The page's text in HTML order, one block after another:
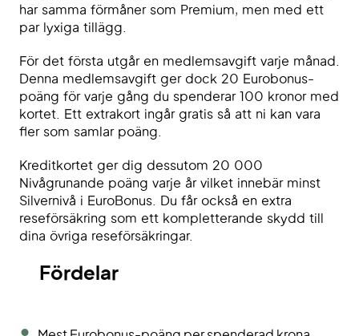
har samma förmåner som Premium, men med ett
par lyxiga tillägg.
För det första utgår en medlemsavgift varje månad.
Denna medlemsavgift ger dock 20 Eurobonus-
poäng för varje gång du spenderar 100 kronor med
kortet. Ett extrakort ingår gratis så att ni kan vara
fler som samlar poäng.
Kreditkortet ger dig dessutom 20 000
Nivågrunande poäng varje år vilket innebär minst
Silvernivå i EuroBonus. Du får också en extra
reseförsäkring som ett kompletterande skydd till
dina övriga reseförsäkringar.
Fördelar